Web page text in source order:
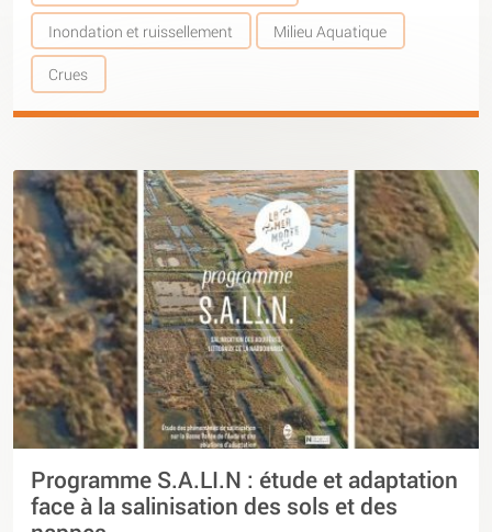
Inondation et ruissellement Milieu Aquatique
Crues
Programme S.A.LI.N : étude et adaptation
face à la salinisation des sols et des